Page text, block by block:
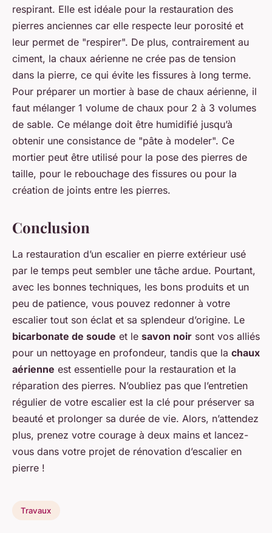
respirant. Elle est idéale pour la restauration des
pierres anciennes car elle respecte leur porosité et
leur permet de "respirer". De plus, contrairement au
ciment, la chaux aérienne ne crée pas de tension
dans la pierre, ce qui évite les fissures à long terme.
Pour préparer un mortier à base de chaux aérienne, il
faut mélanger 1 volume de chaux pour 2 à 3 volumes
de sable. Ce mélange doit être humidifié jusqu’à
obtenir une consistance de "pâte à modeler". Ce
mortier peut être utilisé pour la pose des pierres de
taille, pour le rebouchage des fissures ou pour la
création de joints entre les pierres.
Conclusion
La restauration d’un escalier en pierre extérieur usé
par le temps peut sembler une tâche ardue. Pourtant,
avec les bonnes techniques, les bons produits et un
peu de patience, vous pouvez redonner à votre
escalier tout son éclat et sa splendeur d’origine. Le
bicarbonate de soude et le savon noir sont vos alliés
pour un nettoyage en profondeur, tandis que la chaux
aérienne est essentielle pour la restauration et la
réparation des pierres. N’oubliez pas que l’entretien
régulier de votre escalier est la clé pour préserver sa
beauté et prolonger sa durée de vie. Alors, n’attendez
plus, prenez votre courage à deux mains et lancez-
vous dans votre projet de rénovation d’escalier en
pierre !
Travaux